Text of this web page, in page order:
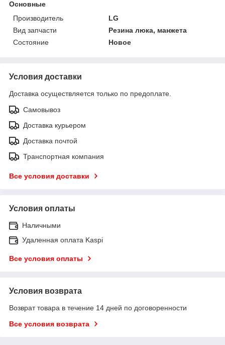
Основные
Производитель
LG
Вид запчасти
Резина люка, манжета
Состояние
Новое
Условия доставки
Доставка осуществляется только по предоплате.
Самовывоз
Доставка курьером
Доставка почтой
Транспортная компания
Все условия доставки
Условия оплаты
Наличными
Удаленная оплата Kaspi
Все условия оплаты
Условия возврата
Возврат товара в течение 14 дней по договоренности
Все условия возврата